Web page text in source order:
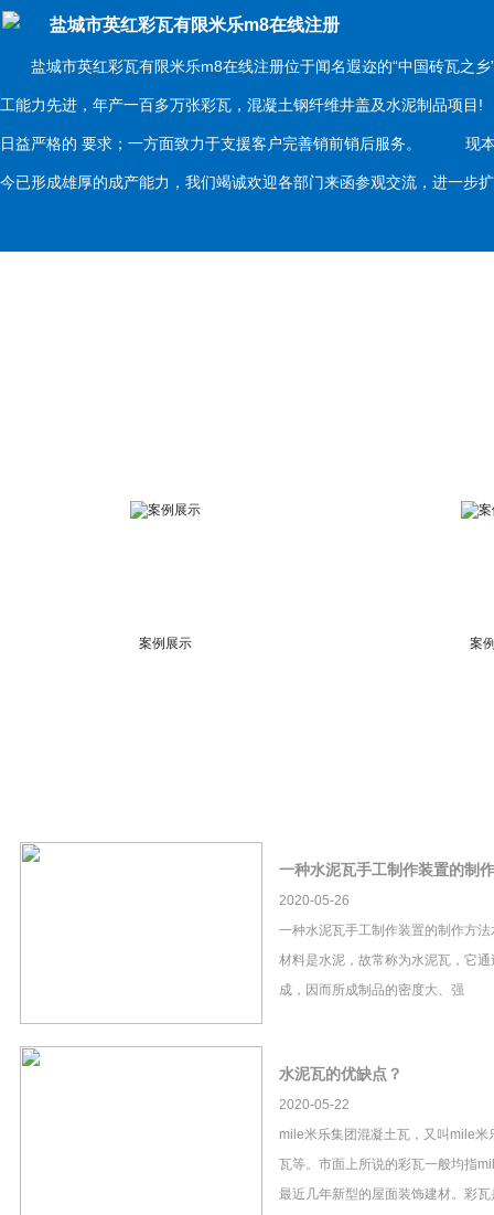
盐城市英红彩瓦有限米乐m8在线注册
盐城市英红彩瓦有限米乐m8在线注册位于闻名遐迩的“中国砖瓦之乡
工能力先进，年产一百多万张彩瓦，混凝土钢纤维井盖及水泥制品项
日益严格的 要求；一方面致力于支援客户完善销前销后服务。 现本
今已形成雄厚的成产能力，我们竭诚欢迎各部门来函参观交流，进一
案例展示 案
一种水泥瓦手工制作装置的制
2020-05-26
一种水泥瓦手工制作装置的制作方
材料是水泥，故常称为水泥瓦，它
成，因而所成制品的密度大、强
水泥瓦的优缺点？
2020-05-22
mile米乐集团混凝土瓦，又叫mile米
瓦等。市面上所说的彩瓦一般均指
最近几年新型的屋面装饰建材。彩